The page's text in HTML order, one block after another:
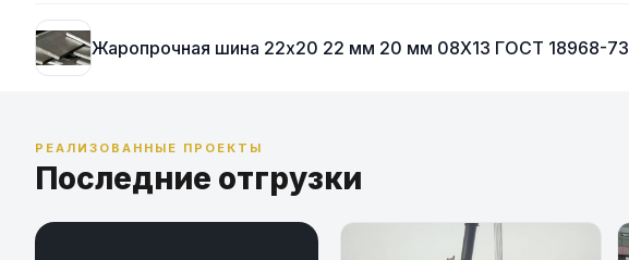
Жаропрочная шина 22х20 22 мм 20 мм 08Х13 ГОСТ 18968-73
РЕАЛИЗОВАННЫЕ ПРОЕКТЫ
Последние отгрузки